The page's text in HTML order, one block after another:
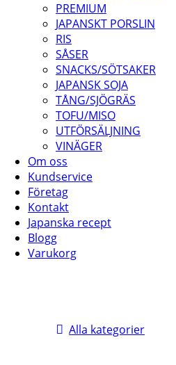
PREMIUM
JAPANSKT PORSLIN
RIS
SÅSER
SNACKS/SÖTSAKER
JAPANSK SOJA
TÅNG/SJÖGRÄS
TOFU/MISO
UTFÖRSÄLJNING
VINÄGER
Om oss
Kundservice
Företag
Kontakt
Japanska recept
Blogg
Varukorg
Alla kategorier